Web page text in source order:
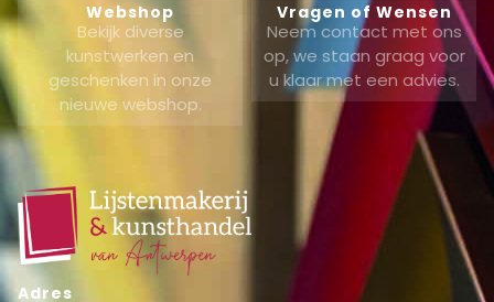
Webshop
Bekijk diverse
kunstwerken en
geschenken in onze
nieuwe webshop.
Vragen of Wensen
Neem contact met ons
op, we staan graag voor
u klaar met een advies.
Adres